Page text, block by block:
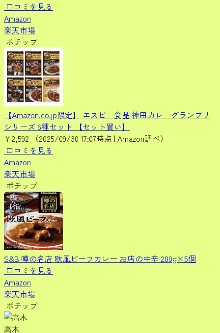
口コミを見る
Amazon
楽天市場
ポチップ
【Amazon.co.jp限定】 エスビー食品 神田カレーグランプリ
シリーズ 6種セット 【セット買い】
¥2,592
（2025/09/30 17:07時点 | Amazon調べ）
口コミを見る
Amazon
楽天市場
ポチップ
S&B 噂の名店 欧風ビーフカレー お店の中辛 200g×5個
口コミを見る
Amazon
楽天市場
ポチップ
高木